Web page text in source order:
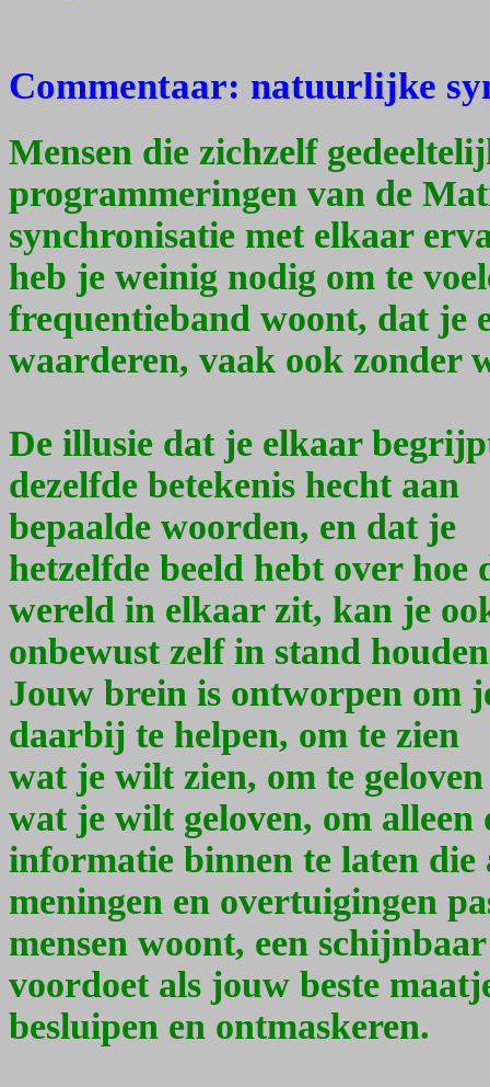
Commentaar: natuurlijke
Mensen die zichzelf
programmeringen van de
synchronisatie met elkaar
heb je weinig nodig om te
frequentieband woont, dat je
waarderen, vaak ook zonder
De illusie dat je elkaar
dezelfde betekenis hecht aan
bepaalde woorden, en dat je
hetzelfde beeld hebt over hoe
wereld in elkaar zit, kan je
onbewust zelf in stand
Jouw brein is ontworpen om
daarbij te helpen, om te zien
wat je wilt zien, om te geloven
wat je wilt geloven, om alleen
informatie binnen te laten die
meningen en overtuigingen
mensen woont, een
voordoet als jouw beste
besluipen en ontmaskeren.